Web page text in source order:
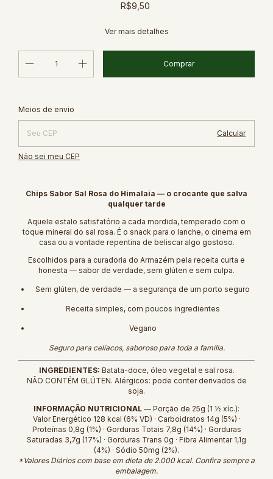
R$9,50
Ver mais detalhes
Entregas para o CEP:
Meios de envio
Calcular
Não sei meu CEP
Chips Sabor Sal Rosa do Himalaia — o crocante que salva
qualquer tarde
Aquele estalo satisfatório a cada mordida, temperado com o
toque mineral do sal rosa. É o snack para o lanche, o cinema em
casa ou a vontade repentina de beliscar algo gostoso.
Escolhidos para a curadoria do Armazém pela receita curta e
honesta — sabor de verdade, sem glúten e sem culpa.
Sem glúten, de verdade — a segurança de um porto seguro
Receita simples, com poucos ingredientes
Vegano
Seguro para celíacos, saboroso para toda a família.
INGREDIENTES: Batata-doce, óleo vegetal e sal rosa.
NÃO CONTÉM GLÚTEN. Alérgicos: pode conter derivados de
soja.
INFORMAÇÃO NUTRICIONAL — Porção de 25g (1 ½ xíc.):
Valor Energético 128 kcal (6% VD) · Carboidratos 14g (5%) ·
Proteínas 0,8g (1%) · Gorduras Totais 7,8g (14%) · Gorduras
Saturadas 3,7g (17%) · Gorduras Trans 0g · Fibra Alimentar 1,1g
(4%) · Sódio 50mg (2%).
*Valores Diários com base em dieta de 2.000 kcal. Confira sempre a
embalagem.